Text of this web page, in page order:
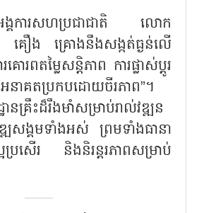
ង្គការសហប្រជាជាតិ លោក
គឿង គ្រោងនឹងសង្កត់ធ្ងន់លើ
ោរពតម្លៃសន្តិភាព ការផ្លាស់ប្តូរ
អនាគតប្រកបដោយចីរភាព”។
នគ្រឹះដ៏រឹងមាំសម្រាប់រាល់វឌ្ឍន
ឍសង្គមទាំងអស់ ព្រមទាំងធានា
ប្រសើរ និងនិរន្តរភាពសម្រាប់